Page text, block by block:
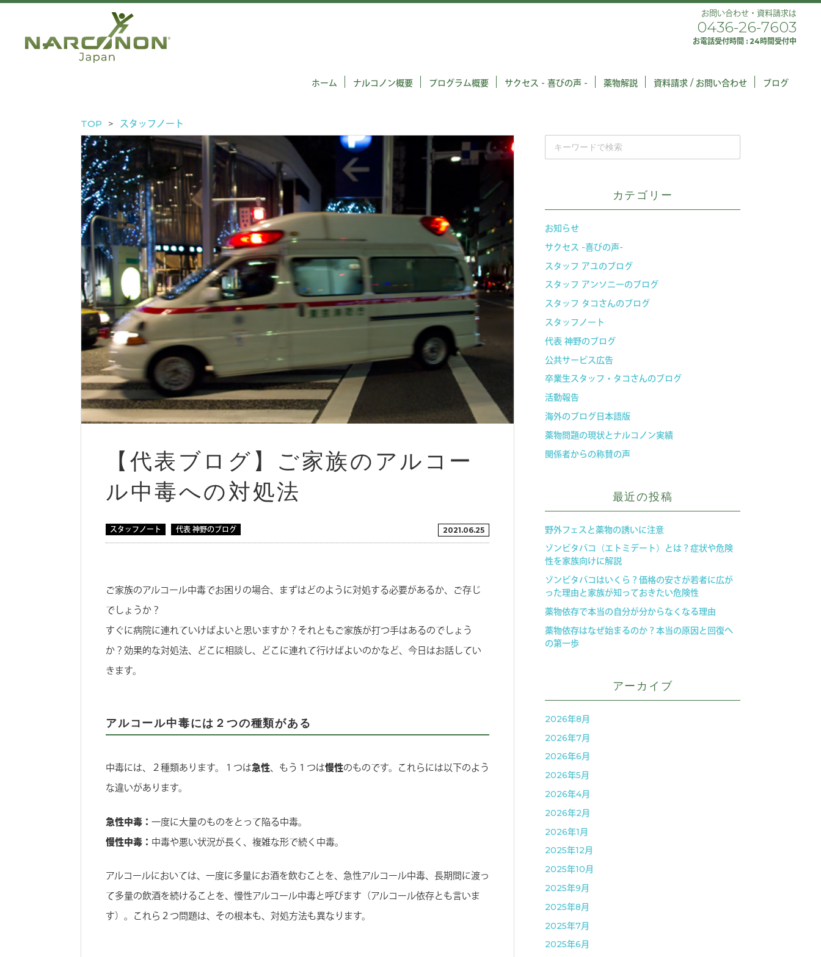
お問い合わせ・資料請求は
0436-26-7603
お電話受付時間 : 24時間受付中
ホーム ナルコノン概要 プログラム概要 サクセス - 喜びの声 - 薬物解説 資料請求 / お問い合わせ ブログ
TOP スタッフノート
【代表ブログ】ご家族のアルコー
ル中毒への対処法
スタッフノート 代表 神野のブログ 2021.06.25
ご家族のアルコール中毒でお困りの場合、まずはどのように対処する必要があるか、ご存じ
でしょうか？
すぐに病院に連れていけばよいと思いますか？それともご家族が打つ手はあるのでしょう
か？効果的な対処法、どこに相談し、どこに連れて行けばよいのかなど、今日はお話してい
きます。
アルコール中毒には２つの種類がある
中毒には、２種類あります。１つは急性、もう１つは慢性のものです。これらには以下のよう
な違いがあります。
急性中毒： 一度に大量のものをとって陥る中毒。
慢性中毒： 中毒や悪い状況が長く、複雑な形で続く中毒。
アルコールにおいては、一度に多量にお酒を飲むことを、急性アルコール中毒、長期間に渡っ
て多量の飲酒を続けることを、慢性アルコール中毒と呼びます（アルコール依存とも言いま
す）。これら２つ問題は、その根本も、対処方法も異なります。
カテゴリー
お知らせ
サクセス -喜びの声-
スタッフ アユのブログ
スタッフ アンソニーのブログ
スタッフ タコさんのブログ
スタッフノート
代表 神野のブログ
公共サービス広告
卒業生スタッフ・タコさんのブログ
活動報告
海外のブログ日本語版
薬物問題の現状とナルコノン実績
関係者からの称賛の声
最近の投稿
野外フェスと薬物の誘いに注意
ゾンビタバコ（エトミデート）とは？症状や危険
性を家族向けに解説
ゾンビタバコはいくら？価格の安さが若者に広が
った理由と家族が知っておきたい危険性
薬物依存で本当の自分が分からなくなる理由
薬物依存はなぜ始まるのか？本当の原因と回復へ
の第一歩
アーカイブ
2026年8月
2026年7月
2026年6月
2026年5月
2026年4月
2026年2月
2026年1月
2025年12月
2025年10月
2025年9月
2025年8月
2025年7月
2025年6月